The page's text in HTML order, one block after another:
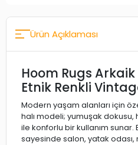
Ürün Açıklaması
Hoom Rugs
Etnik Renkli
Modern yaşam alanları için
halı modeli; yumuşak dokusu,
ile konforlu bir kullanım sunar.
sayesinde salon, yatak